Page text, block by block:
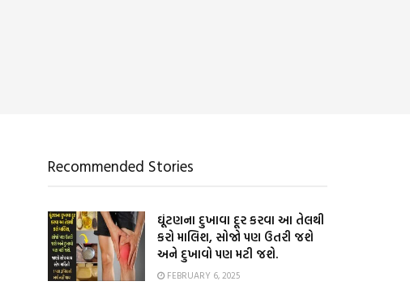
Recommended Stories
ઘૂંટણના દુખાવા દૂર કરવા આ તેલથી
કરો માલિશ, સોજો પણ ઉતરી જશે
અને દુખાવો પણ મટી જશે.
FEBRUARY 6, 2025